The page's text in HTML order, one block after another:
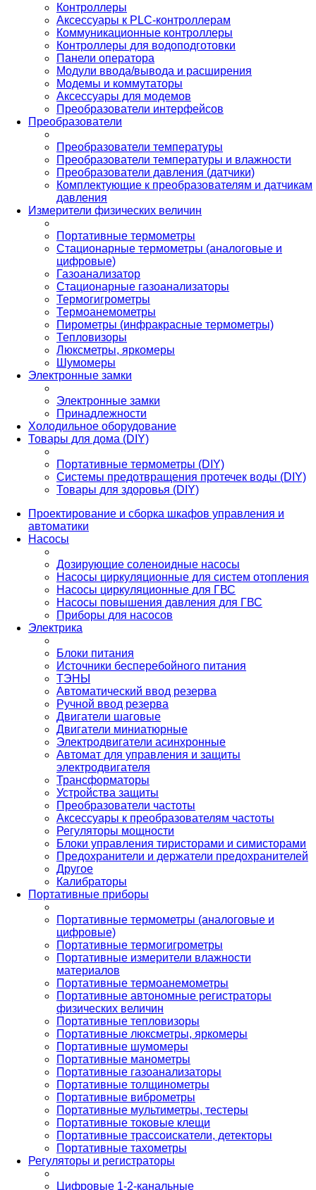
Контроллеры
Аксессуары к PLC-контроллерам
Коммуникационные контроллеры
Контроллеры для водоподготовки
Панели оператора
Модули ввода/вывода и расширения
Модемы и коммутаторы
Аксессуары для модемов
Преобразователи интерфейсов
Преобразователи
Преобразователи температуры
Преобразователи температуры и влажности
Преобразователи давления (датчики)
Комплектующие к преобразователям и датчикам
давления
Измерители физических величин
Портативные термометры
Стационарные термометры (аналоговые и
цифровые)
Газоанализатор
Стационарные газоанализаторы
Термогигрометры
Термоанемометры
Пирометры (инфракрасные термометры)
Тепловизоры
Люксметры, яркомеры
Шумомеры
Электронные замки
Электронные замки
Принадлежности
Холодильное оборудование
Товары для дома (DIY)
Портативные термометры (DIY)
Системы предотвращения протечек воды (DIY)
Товары для здоровья (DIY)
Проектирование и сборка шкафов управления и
автоматики
Насосы
Дозирующие соленоидные насосы
Насосы циркуляционные для систем отопления
Насосы циркуляционные для ГВС
Насосы повышения давления для ГВС
Приборы для насосов
Электрика
Блоки питания
Источники бесперебойного питания
ТЭНЫ
Автоматический ввод резерва
Ручной ввод резерва
Двигатели шаговые
Двигатели миниатюрные
Электродвигатели асинхронные
Автомат для управления и защиты
электродвигателя
Трансформаторы
Устройства защиты
Преобразователи частоты
Аксессуары к преобразователям частоты
Регуляторы мощности
Блоки управления тиристорами и симисторами
Предохранители и держатели предохранителей
Другое
Калибраторы
Портативные приборы
Портативные термометры (аналоговые и
цифровые)
Портативные термогигрометры
Портативные измерители влажности
материалов
Портативные термоанемометры
Портативные автономные регистраторы
физических величин
Портативные тепловизоры
Портативные люксметры, яркомеры
Портативные шумомеры
Портативные манометры
Портативные газоанализаторы
Портативные толщинометры
Портативные виброметры
Портативные мультиметры, тестеры
Портативные токовые клещи
Портативные трассоискатели, детекторы
Портативные тахометры
Регуляторы и регистраторы
Цифровые 1-2-канальные